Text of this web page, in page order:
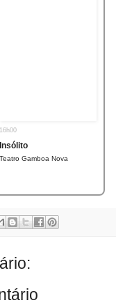
16h00
Insólito
Teatro Gamboa Nova